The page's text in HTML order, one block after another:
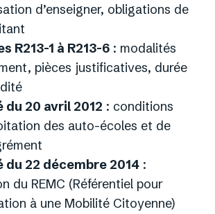
d’enseigner, obligations de
R213-1 à R213-6 : modalités
pièces justificatives, durée
du 20 avril 2012 : conditions
des auto-écoles et de
du 22 décembre 2014 :
du REMC (Référentiel pour
à une Mobilité Citoyenne)